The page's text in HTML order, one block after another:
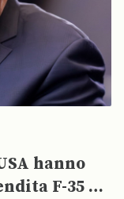
hanno
F-35 ad